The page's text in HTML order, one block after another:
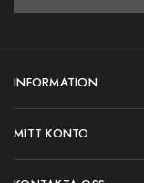
INFORMATION
MITT KONTO